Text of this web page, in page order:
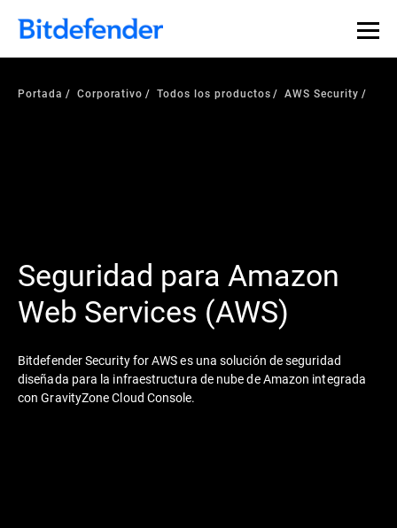
Portada Corporativo Todos los productos AWS Security
Seguridad para Amazon
Web Services (AWS)
Bitdefender Security for AWS es una solución de seguridad
diseñada para la infraestructura de nube de Amazon integrada
con GravityZone Cloud Console.